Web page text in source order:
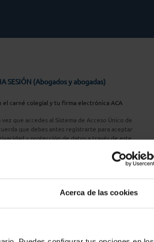
Acerca de las cookies
SESIÓN (Abogados y abogadas)
el carné colegial y tu firma electrónica ACA
vez que accedes al Sistema de Acceso Único de
que debes antes registrarte para aceptar
y protección de datos a través de este
Entrar con ACA Plus